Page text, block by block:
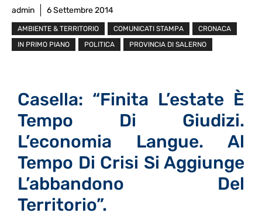
admin 6 Settembre 2014
AMBIENTE & TERRITORIO COMUNICATI STAMPA
CRONACA
IN PRIMO PIANO
POLITICA PROVINCIA DI SALERNO
Casella: “Finita L’estate È
Tempo Di Giudizi.
L’economia Langue. Al
Tempo Di Crisi Si Aggiunge
L’abbandono Del
Territorio”.